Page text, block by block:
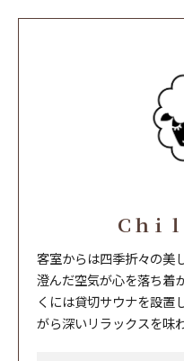
Ｃｈｉ
客室からは四季折々の美
澄んだ空気が心を落ち着
くには貸切サウナを設置
がら深いリラックスを味